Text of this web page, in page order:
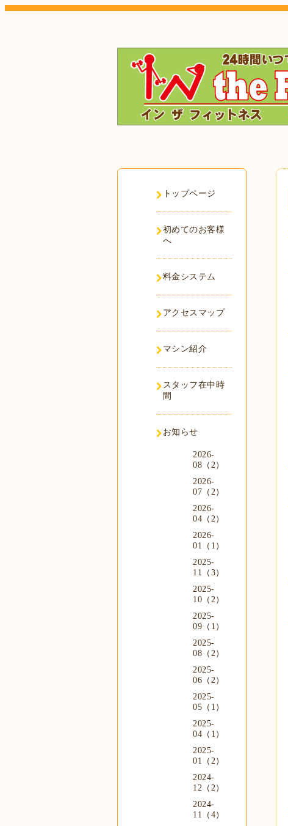
トップページ
初めてのお客様
へ
料金システム
アクセスマップ
マシン紹介
スタッフ在中時
間
お知らせ
2026-
08（2）
2026-
07（2）
2026-
04（2）
2026-
01（1）
2025-
11（3）
2025-
10（2）
2025-
09（1）
2025-
08（2）
2025-
06（2）
2025-
05（1）
2025-
04（1）
2025-
01（2）
2024-
12（2）
2024-
11（4）